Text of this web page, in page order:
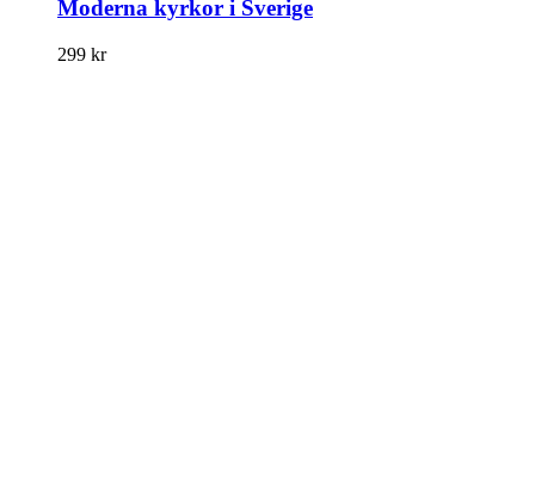
Moderna kyrkor i Sverige
299 kr